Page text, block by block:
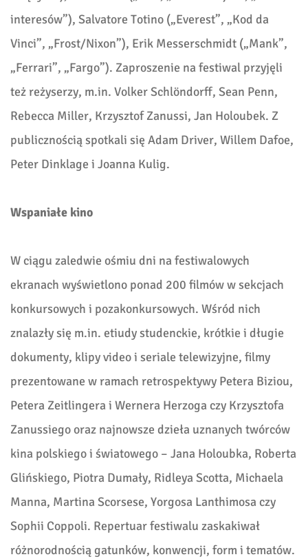
interesów”), Salvatore Totino („Everest”, „Kod da
Vinci”, „Frost/Nixon”), Erik Messerschmidt („Mank”,
„Ferrari”, „Fargo”). Zaproszenie na festiwal przyjęli
też reżyserzy, m.in. Volker Schlöndorff, Sean Penn,
Rebecca Miller, Krzysztof Zanussi, Jan Holoubek. Z
publicznością spotkali się Adam Driver, Willem Dafoe,
Peter Dinklage i Joanna Kulig.
Wspaniałe kino
W ciągu zaledwie ośmiu dni na festiwalowych
ekranach wyświetlono ponad 200 filmów w sekcjach
konkursowych i pozakonkursowych. Wśród nich
znalazły się m.in. etiudy studenckie, krótkie i długie
dokumenty, klipy video i seriale telewizyjne, filmy
prezentowane w ramach retrospektywy Petera Biziou,
Petera Zeitlingera i Wernera Herzoga czy Krzysztofa
Zanussiego oraz najnowsze dzieła uznanych twórców
kina polskiego i światowego – Jana Holoubka, Roberta
Glińskiego, Piotra Dumały, Ridleya Scotta, Michaela
Manna, Martina Scorsese, Yorgosa Lanthimosa czy
Sophii Coppoli. Repertuar festiwalu zaskakiwał
różnorodnością gatunków, konwencji, form i tematów.